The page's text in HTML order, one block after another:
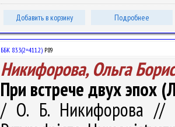
Добавить в корзину Подробнее
ББК 83.3(2=411.2) Р89
Никифорова, Ольга
При встрече двух эпох
/ О. Б. Никифорова //